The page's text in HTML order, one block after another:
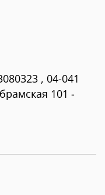
, 04-041
101 -